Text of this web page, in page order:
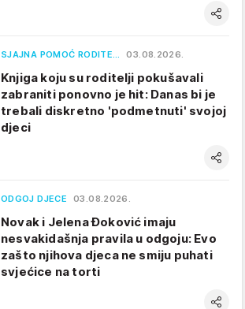
SJAJNA POMOĆ RODITE… 03.08.2026.
Knjiga koju su roditelji pokušavali
zabraniti ponovno je hit: Danas bi je
trebali diskretno 'podmetnuti' svojoj
djeci
ODGOJ DJECE 03.08.2026.
Novak i Jelena Đoković imaju
nesvakidašnja pravila u odgoju: Evo
zašto njihova djeca ne smiju puhati
svjećice na torti